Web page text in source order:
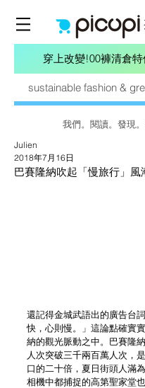
穿上改變!00褲清倉特
sustainable fashion &
我們。閱讀。發現
巴賽隆納吹起「慢旅行」風
Julien
2018年7月16日
還記得金城武語出的廣告台
快，心則慢。」這論點確實
納的觀光脈動之中。巴賽隆
人次突破三千兩百萬人次，
口的二十倍，夏日街頭人滿
相機中都捕捉的高第聖家堂